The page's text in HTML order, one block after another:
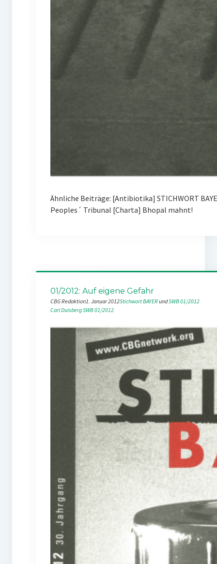
Ähnliche Beiträge: [Antibiotika] STICHWORT
Peoples´ Tribunal [Charta] Bhopal mahnt!
01/2012: Auf eigene Gefahr
CBG Redaktion1. Januar 2012Stichwort BAYER und SWB 01/2012
Carl DuisbergSWB 01/2012